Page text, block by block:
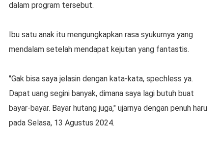
dalam program tersebut.
Ibu satu anak itu mengungkapkan rasa syukurnya yang
mendalam setelah mendapat kejutan yang fantastis.
"Gak bisa saya jelasin dengan kata-kata, spechless ya.
Dapat uang segini banyak, dimana saya lagi butuh buat
bayar-bayar. Bayar hutang juga," ujarnya dengan penuh haru
pada Selasa, 13 Agustus 2024.